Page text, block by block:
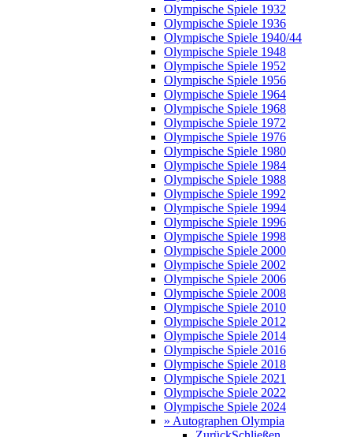
Olympische Spiele 1932
Olympische Spiele 1936
Olympische Spiele 1940/44
Olympische Spiele 1948
Olympische Spiele 1952
Olympische Spiele 1956
Olympische Spiele 1964
Olympische Spiele 1968
Olympische Spiele 1972
Olympische Spiele 1976
Olympische Spiele 1980
Olympische Spiele 1984
Olympische Spiele 1988
Olympische Spiele 1992
Olympische Spiele 1994
Olympische Spiele 1996
Olympische Spiele 1998
Olympische Spiele 2000
Olympische Spiele 2002
Olympische Spiele 2006
Olympische Spiele 2008
Olympische Spiele 2010
Olympische Spiele 2012
Olympische Spiele 2014
Olympische Spiele 2016
Olympische Spiele 2018
Olympische Spiele 2021
Olympische Spiele 2022
Olympische Spiele 2024
» Autographen Olympia